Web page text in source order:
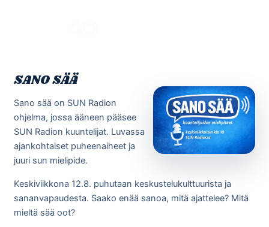
SANO SÄÄ
Sano sää on SUN Radion
ohjelma, jossa ääneen pääsee
SUN Radion kuuntelijat. Luvassa
ajankohtaiset puheenaiheet ja
juuri sun mielipide.
Keskiviikkona 12.8. puhutaan keskustelukulttuurista ja
sananvapaudesta. Saako enää sanoa, mitä ajattelee? Mitä
mieltä sää oot?